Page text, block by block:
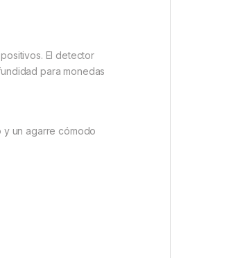
El detector
para monedas
un agarre cómodo